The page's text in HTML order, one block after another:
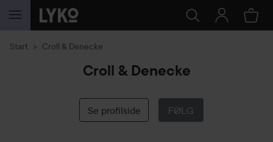
GÅ TIL INNHOLD
Start Croll & Denecke
Croll & Denecke
Se profilside FØLG